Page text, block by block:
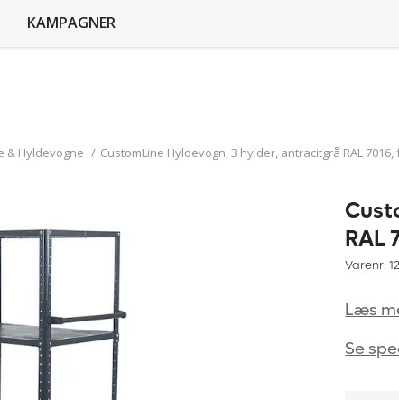
KAMPAGNER
& Hyldevogne / CustomLine Hyldevogn, 3 hylder, antracitgrå RAL
RAL
Varenr.
Læs
Se